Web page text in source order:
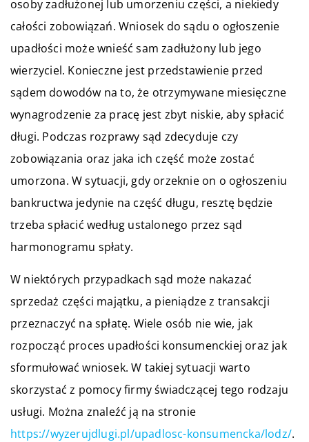
osoby zadłużonej lub umorzeniu części, a niekiedy
całości zobowiązań. Wniosek do sądu o ogłoszenie
upadłości może wnieść sam zadłużony lub jego
wierzyciel. Konieczne jest przedstawienie przed
sądem dowodów na to, że otrzymywane miesięczne
wynagrodzenie za pracę jest zbyt niskie, aby spłacić
długi. Podczas rozprawy sąd zdecyduje czy
zobowiązania oraz jaka ich część może zostać
umorzona. W sytuacji, gdy orzeknie on o ogłoszeniu
bankructwa jedynie na część długu, resztę będzie
trzeba spłacić według ustalonego przez sąd
harmonogramu spłaty.
W niektórych przypadkach sąd może nakazać
sprzedaż części majątku, a pieniądze z transakcji
przeznaczyć na spłatę. Wiele osób nie wie, jak
rozpocząć proces upadłości konsumenckiej oraz jak
sformułować wniosek. W takiej sytuacji warto
skorzystać z pomocy firmy świadczącej tego rodzaju
usługi. Można znaleźć ją na stronie
https://wyzerujdlugi.pl/upadlosc-konsumencka/lodz/.